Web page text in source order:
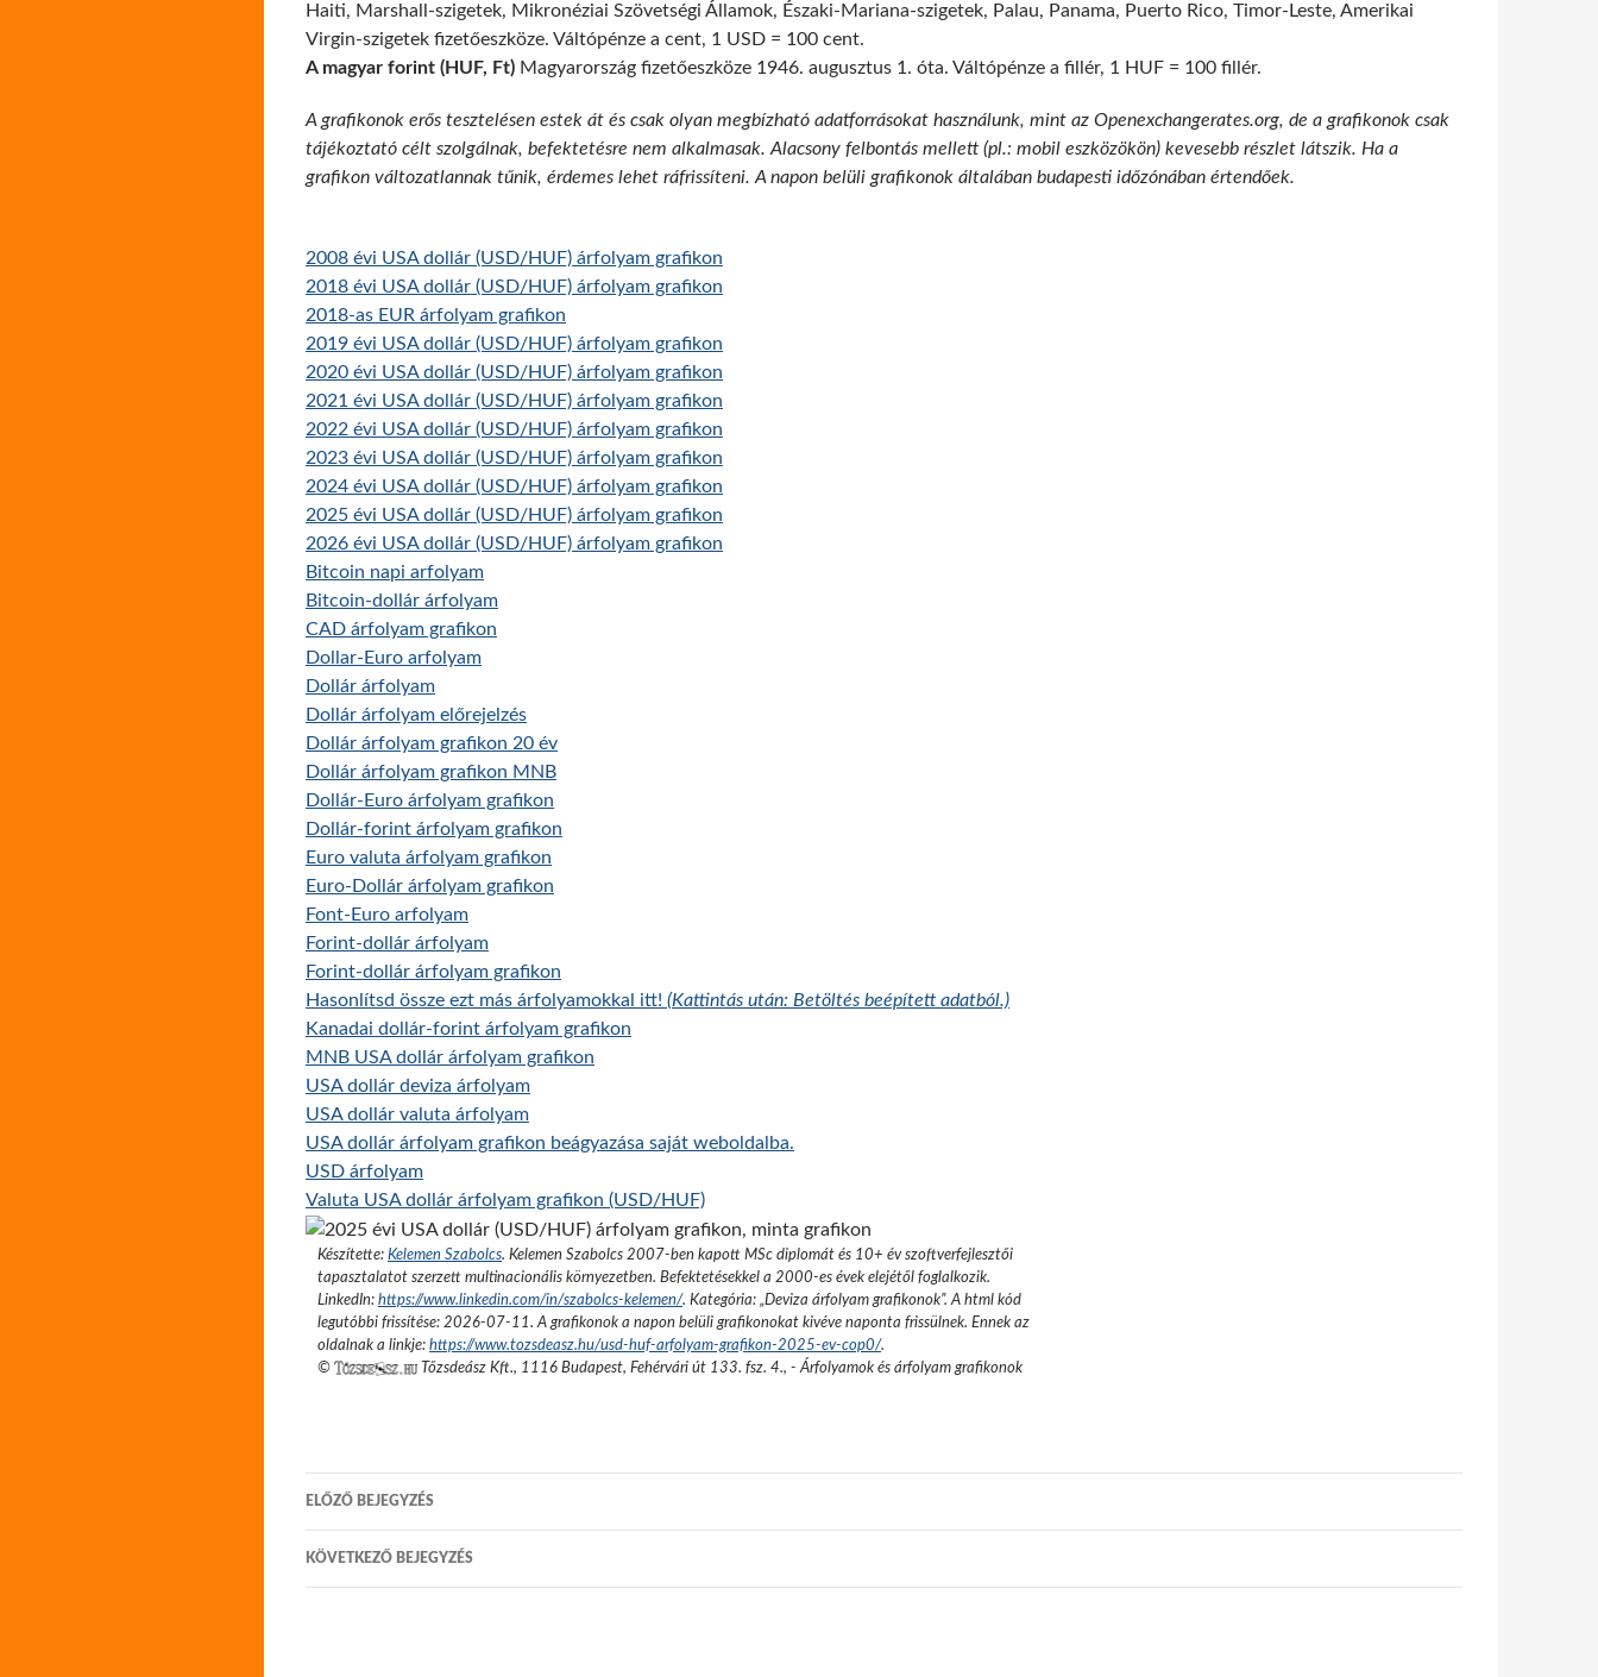
Haiti, Marshall-szigetek, Mikronéziai Szövetségi Államok, Északi-Mariana-szigetek, Palau, Panama, Puerto Rico, Timor-Leste, Amerikai
Virgin-szigetek fizetőeszköze. Váltópénze a cent, 1 USD = 100 cent.
A magyar forint (HUF, Ft) Magyarország fizetőeszköze 1946. augusztus 1. óta. Váltópénze a fillér, 1 HUF = 100 fillér.
A grafikonok erős tesztelésen estek át és csak olyan megbízható adatforrásokat használunk, mint az Openexchangerates.org, de a grafikonok csak
tájékoztató célt szolgálnak, befektetésre nem alkalmasak. Alacsony felbontás mellett (pl.: mobil eszközökön) kevesebb részlet látszik. Ha a
grafikon változatlannak tűnik, érdemes lehet ráfrissíteni. A napon belüli grafikonok általában budapesti időzónában értendőek.
2008 évi USA dollár (USD/HUF) árfolyam grafikon
2018 évi USA dollár (USD/HUF) árfolyam grafikon
2018-as EUR árfolyam grafikon
2019 évi USA dollár (USD/HUF) árfolyam grafikon
2020 évi USA dollár (USD/HUF) árfolyam grafikon
2021 évi USA dollár (USD/HUF) árfolyam grafikon
2022 évi USA dollár (USD/HUF) árfolyam grafikon
2023 évi USA dollár (USD/HUF) árfolyam grafikon
2024 évi USA dollár (USD/HUF) árfolyam grafikon
2025 évi USA dollár (USD/HUF) árfolyam grafikon
2026 évi USA dollár (USD/HUF) árfolyam grafikon
Bitcoin napi arfolyam
Bitcoin-dollár árfolyam
CAD árfolyam grafikon
Dollar-Euro arfolyam
Dollár árfolyam
Dollár árfolyam előrejelzés
Dollár árfolyam grafikon 20 év
Dollár árfolyam grafikon MNB
Dollár-Euro árfolyam grafikon
Dollár-forint árfolyam grafikon
Euro valuta árfolyam grafikon
Euro-Dollár árfolyam grafikon
Font-Euro arfolyam
Forint-dollár árfolyam
Forint-dollár árfolyam grafikon
Hasonlítsd össze ezt más árfolyamokkal itt! (Kattintás után: Betöltés beépített adatból.)
Kanadai dollár-forint árfolyam grafikon
MNB USA dollár árfolyam grafikon
USA dollár deviza árfolyam
USA dollár valuta árfolyam
USA dollár árfolyam grafikon beágyazása saját weboldalba.
USD árfolyam
Valuta USA dollár árfolyam grafikon (USD/HUF)
Készítette: Kelemen Szabolcs. Kelemen Szabolcs 2007-ben kapott MSc diplomát és 10+ év szoftverfejlesztői
tapasztalatot szerzett multinacionális környezetben. Befektetésekkel a 2000-es évek elejétől foglalkozik.
LinkedIn: https://www.linkedin.com/in/szabolcs-kelemen/. Kategória: „Deviza árfolyam grafikonok”.A html kód
legutóbbi frissítése: 2026-07-11. A grafikonok a napon belüli grafikonokat kivéve naponta frissülnek. Ennek az
oldalnak a linkje: https://www.tozsdeasz.hu/usd-huf-arfolyam-grafikon-2025-ev-cop0/.
©
Tőzsdeász Kft., 1116 Budapest, Fehérvári út 133. fsz. 4., - Árfolyamok és árfolyam grafikonok
Bejegyzés
navigáció
ELŐZŐ BEJEGYZÉS
KÖVETKEZŐ BEJEGYZÉS